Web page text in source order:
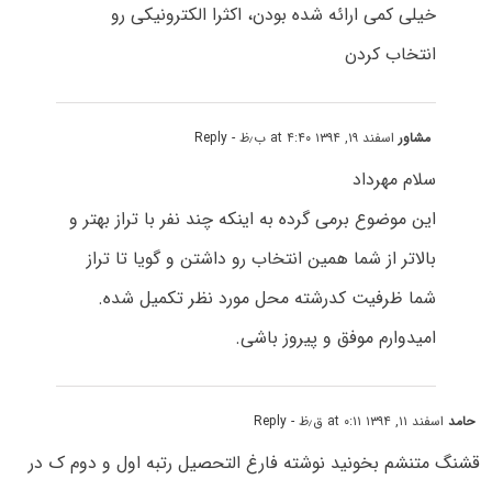
خیلی کمی ارائه شده بودن، اکثرا الکترونیکی رو
انتخاب کردن
مشاوراسفند ۱۹, ۱۳۹۴ at ۴:۴۰ ب٫ظ - Reply
سلام مهرداد
این موضوع برمی گرده به اینکه چند نفر با تراز بهتر و
بالاتر از شما همین انتخاب رو داشتن و گویا تا تراز
شما ظرفیت کدرشته محل مورد نظر تکمیل شده.
امیدوارم موفق و پیروز باشی.
حامداسفند ۱۱, ۱۳۹۴ at ۰:۱۱ ق٫ظ - Reply
قشنگ متنشم بخونید نوشته فارغ التحصیل رتبه اول و دوم ک در